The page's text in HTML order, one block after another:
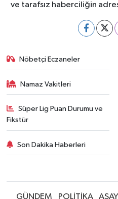
ve tarafsız haberciliğin
Nöbetçi Eczaneler
Namaz Vakitleri
Süper Lig Puan Durumu ve
Fikstür
Son Dakika Haberleri
GÜNDEM POLİTİKA